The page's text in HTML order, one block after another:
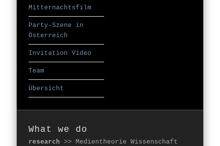
Mitternachtsfilm
Party-Szene in
Österreich
Invitation Video
Team
Übersicht
What we do
research >> Medientheorie Wissenschaft